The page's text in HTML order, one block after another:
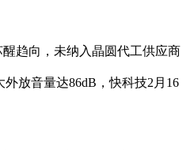
趋向，未纳入晶圆代工供应商
放音量达86dB，快科技2月16